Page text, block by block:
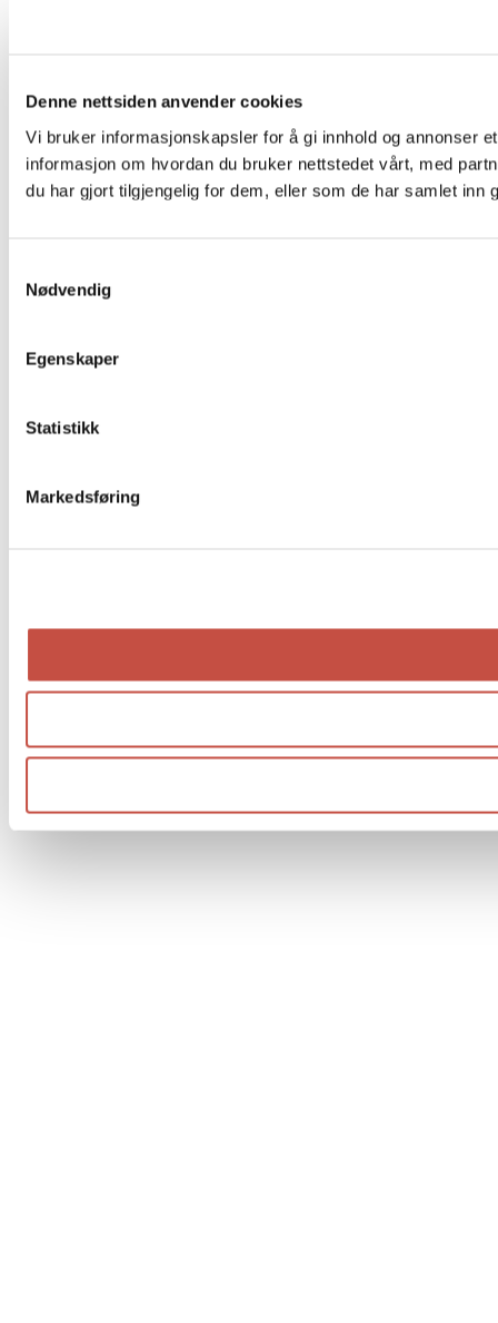
Denne nettsiden anvender cookies
Vi bruker informasjonskapsler for å gi innhold og annonser
informasjon om hvordan du bruker nettstedet vårt, med
du har gjort tilgjengelig for dem, eller som de har samlet
Nødvendig
Egenskaper
Statistikk
Markedsføring